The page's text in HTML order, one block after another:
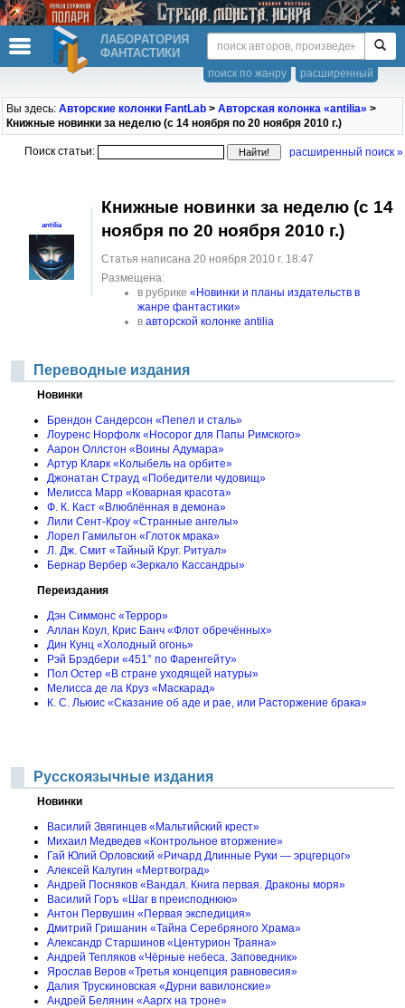
ЛАБОРАТОРИЯ
ФАНТАСТИКИ
расширенный
поиск по жанру
Вы здесь: Авторские колонки FantLab > Авторская колонка «antilia» >
Книжные новинки за неделю (с 14 ноября по 20 ноября 2010 г.)
Поиск статьи: расширенный поиск »
antilia
Книжные новинки за неделю (с 14
ноября по 20 ноября 2010 г.)
Статья написана 20 ноября 2010 г. 18:47
Размещена:
в рубрике «Новинки и планы издательств в
жанре фантастики»
в авторской колонке antilia
Переводные издания
Новинки
Брендон Сандерсон «Пепел и сталь»
Лоуренс Норфолк «Носорог для Папы Римского»
Аарон Оллстон «Воины Адумара»
Артур Кларк «Колыбель на орбите»
Джонатан Страуд «Победители чудовищ»
Мелисса Марр «Коварная красота»
Ф. К. Каст «Влюблённая в демона»
Лили Сент-Кроу «Странные ангелы»
Лорел Гамильтон «Глоток мрака»
Л. Дж. Смит «Тайный Круг. Ритуал»
Бернар Вербер «Зеркало Кассандры»
Переиздания
Дэн Симмонс «Террор»
Аллан Коул, Крис Банч «Флот обречённых»
Дин Кунц «Холодный огонь»
Рэй Брэдбери «451° по Фаренгейту»
Пол Остер «В стране уходящей натуры»
Мелисса де ла Круз «Маскарад»
К. С. Льюис «Сказание об аде и рае, или Расторжение брака»
Русскоязычные издания
Новинки
Василий Звягинцев «Мальтийский крест»
Михаил Медведев «Контрольное вторжение»
Гай Юлий Орловский «Ричард Длинные Руки — эрцгерцог»
Алексей Калугин «Мертвоград»
Андрей Посняков «Вандал. Книга первая. Драконы моря»
Василий Горъ «Шаг в преисподнюю»
Антон Первушин «Первая экспедиция»
Дмитрий Гришанин «Тайна Серебряного Храма»
Александр Старшинов «Центурион Траяна»
Андрей Тепляков «Чёрные небеса. Заповедник»
Ярослав Веров «Третья концепция равновесия»
Далия Трускиновская «Дурни вавилонские»
Андрей Белянин «Ааргх на троне»